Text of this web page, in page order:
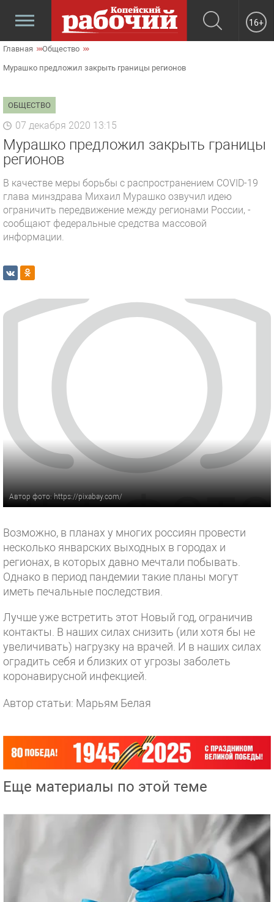
16+
Главная Общество
Мурашко предложил закрыть границы регионов
ОБЩЕСТВО
07 декабря 2020 13:15
Мурашко предложил закрыть границы
регионов
В качестве меры борьбы с распространением COVID-19
глава минздрава Михаил Мурашко озвучил идею
ограничить передвижение между регионами России, -
сообщают федеральные средства массовой
информации.
Автор фото: https://pixabay.com/
Возможно, в планах у многих россиян провести
несколько январских выходных в городах и
регионах, в которых давно мечтали побывать.
Однако в период пандемии такие планы могут
иметь печальные последствия.
Лучше уже встретить этот Новый год, ограничив
контакты. В наших силах снизить (или хотя бы не
увеличивать) нагрузку на врачей. И в наших силах
оградить себя и близких от угрозы заболеть
коронавирусной инфекцией.
Автор статьи: Марьям Белая
Еще материалы по этой теме